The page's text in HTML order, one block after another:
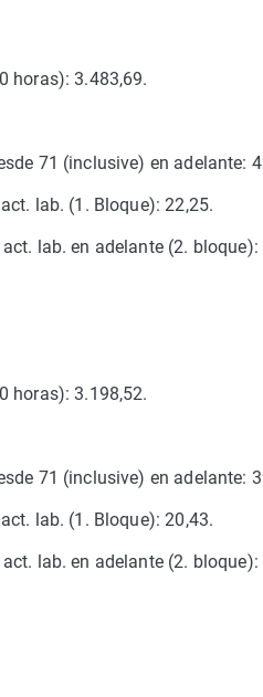
horas): 3.483,69.
71 (inclusive) en adelante:
lab. (1. Bloque): 22,25.
lab. en adelante (2. bloque):
horas): 3.198,52.
71 (inclusive) en adelante:
lab. (1. Bloque): 20,43.
lab. en adelante (2. bloque):